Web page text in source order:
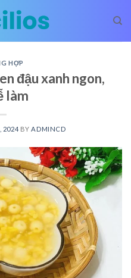
HỢP
đậu xanh ngon,
làm
2024 BY ADMINCD